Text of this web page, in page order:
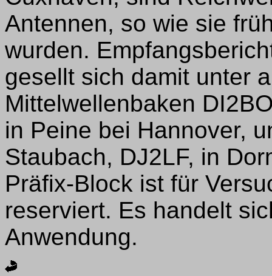
Antennen, so wie sie
wurden.
gesellt sich damit unter
Mittelwellenbaken
in Peine bei Hannover,
Staubach, DJ2LF, in
Präfix-Block ist für
reserviert. Es handelt
Anwendung.